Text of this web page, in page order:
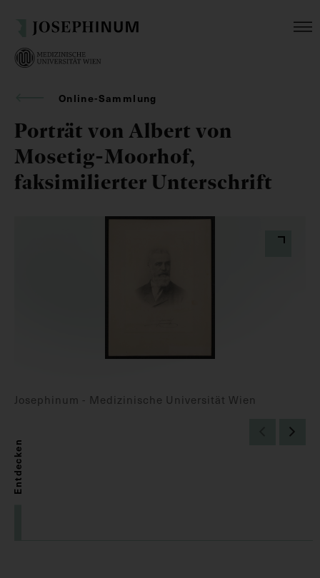
Online-Sammlung
Porträt von Albert von
Mosetig-Moorhof,
faksimilierter Unterschrift
Josephinum - Medizinische Universität Wien
Entdecken